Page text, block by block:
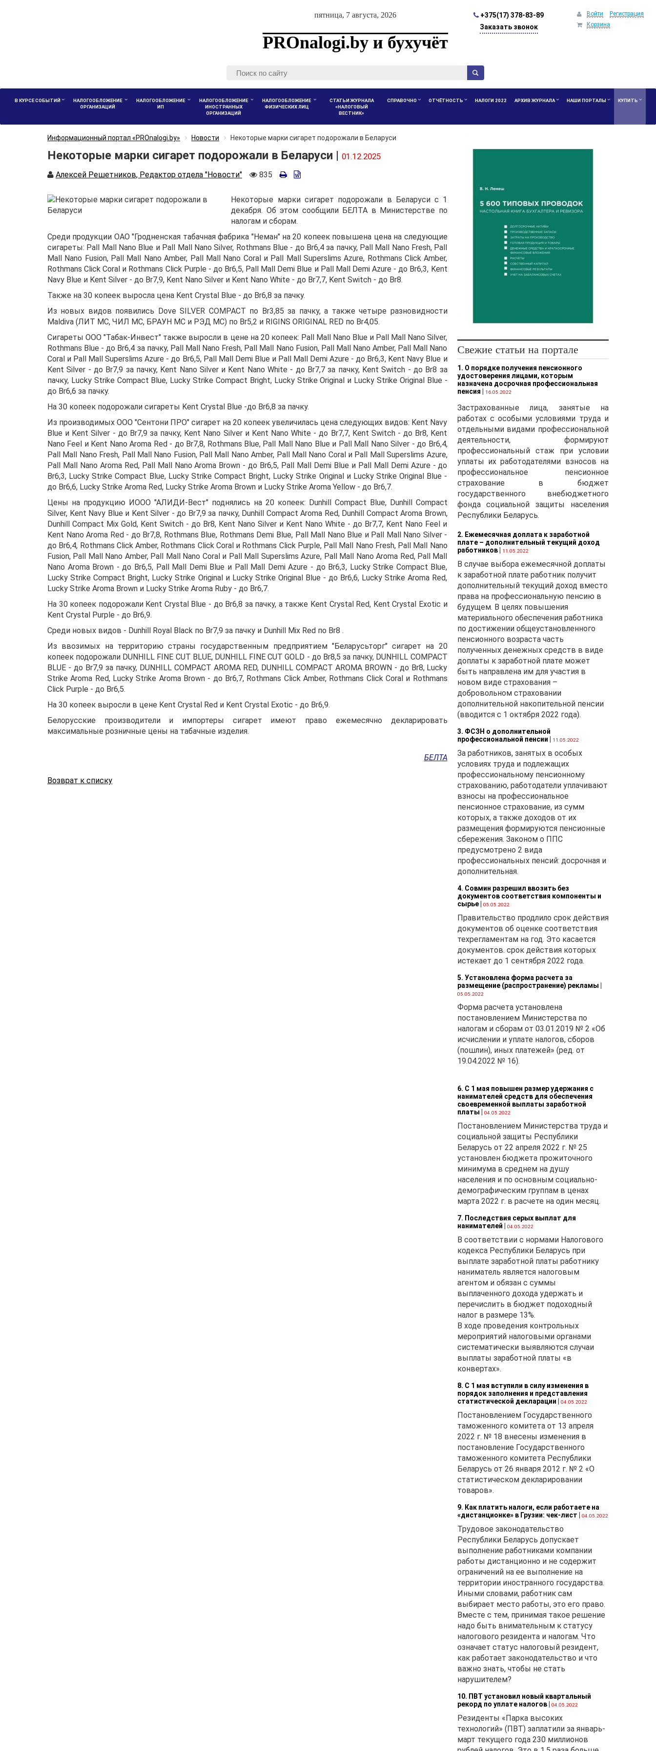
пятница, 7 августа, 2026
PROnalogi.by и бухучёт
+375(17) 378-83-89
Заказать звонок
Войти
Регистрация
Корзина
В КУРСЕ СОБЫТИЙ
НАЛОГООБЛОЖЕНИЕ
ОРГАНИЗАЦИЙ
НАЛОГООБЛОЖЕНИЕ
ИП
НАЛОГООБЛОЖЕНИЕ
ИНОСТРАННЫХ
ОРГАНИЗАЦИЙ
НАЛОГООБЛОЖЕНИЕ
ФИЗИЧЕСКИХ ЛИЦ
СТАТЬИ ЖУРНАЛА
«НАЛОГОВЫЙ
ВЕСТНИК»
СПРАВОЧНО ОТЧЁТНОСТЬ НАЛОГИ 2022 АРХИВ ЖУРНАЛА НАШИ ПОРТАЛЫ КУПИТЬ
Информационный портал «PROnalogi.by» Новости Некоторые марки сигарет подорожали в Беларуси
Некоторые марки сигарет подорожали в Беларуси | 01.12.2025
Автор
Алексей Решетников, Редактор отдела "Новости"
Количество
835
Некоторые марки сигарет подорожали в Беларуси с 1
декабря. Об этом сообщили БЕЛТА в Министерстве по
налогам и сборам.
Среди продукции ОАО "Гродненская табачная фабрика "Неман" на 20 копеек повышена цена на следующие
сигареты: Pall Mall Nano Blue и Pall Mall Nano Silver, Rothmans Blue - до Br6,4 за пачку, Pall Mall Nano Fresh, Pall
Mall Nano Fusion, Pall Mall Nano Amber, Pall Mall Nano Coral и Pall Mall Superslims Azure, Rothmans Click Amber,
Rothmans Click Coral и Rothmans Click Purple - до Br6,5, Pall Mall Demi Blue и Pall Mall Demi Azure - до Br6,3, Kent
Navy Blue и Kent Silver - до Br7,9, Kent Nano Silver и Kent Nano White - до Br7,7, Kent Switch - до Br8.
Также на 30 копеек выросла цена Kent Crystal Blue - до Br6,8 за пачку.
Из новых видов появились Dove SILVER COMPACT по Br3,85 за пачку, а также четыре разновидности
Maldiva (ЛИТ МС, ЧИЛ МС, БРАУН МС и РЭД МС) по Br5,2 и RIGINS ORIGINAL RED по Br4,05.
Сигареты ООО "Табак-Инвест" также выросли в цене на 20 копеек: Pall Mall Nano Blue и Pall Mall Nano Silver,
Rothmans Blue - до Br6,4 за пачку, Pall Mall Nano Fresh, Pall Mall Nano Fusion, Pall Mall Nano Amber, Pall Mall Nano
Coral и Pall Mall Superslims Azure - до Br6,5, Pall Mall Demi Blue и Pall Mall Demi Azure - до Br6,3, Kent Navy Blue и
Kent Silver - до Br7,9 за пачку, Kent Nano Silver и Kent Nano White - до Br7,7 за пачку, Kent Switch - до Br8 за
пачку, Lucky Strike Compact Blue, Lucky Strike Compact Bright, Lucky Strike Original и Lucky Strike Original Blue -
до Br6,6 за пачку.
На 30 копеек подорожали сигареты Kent Crystal Blue -до Br6,8 за пачку.
Из производимых ООО "Сентони ПРО" сигарет на 20 копеек увеличилась цена следующих видов: Kent Navy
Blue и Kent Silver - до Br7,9 за пачку, Kent Nano Silver и Kent Nano White - до Br7,7, Kent Switch - до Br8, Kent
Nano Feel и Kent Nano Aroma Red - до Br7,8, Rothmans Blue, Pall Mall Nano Blue и Pall Mall Nano Silver - до Br6,4,
Pall Mall Nano Fresh, Pall Mall Nano Fusion, Pall Mall Nano Amber, Pall Mall Nano Coral и Pall Mall Superslims Azure,
Pall Mall Nano Aroma Red, Pall Mall Nano Aroma Brown - до Br6,5, Pall Mall Demi Blue и Pall Mall Demi Azure - до
Br6,3, Lucky Strike Compact Blue, Lucky Strike Compact Bright, Lucky Strike Original и Lucky Strike Original Blue -
до Br6,6, Lucky Strike Aroma Red, Lucky Strike Aroma Brown и Lucky Strike Aroma Yellow - до Br6,7.
Цены на продукцию ИООО "АЛИДИ-Вест" поднялись на 20 копеек: Dunhill Compact Blue, Dunhill Compact
Silver, Kent Navy Blue и Kent Silver - до Br7,9 за пачку, Dunhill Compact Aroma Red, Dunhill Compact Aroma Brown,
Dunhill Compact Mix Gold, Kent Switch - до Br8, Kent Nano Silver и Kent Nano White - до Br7,7, Kent Nano Feel и
Kent Nano Aroma Red - до Br7,8, Rothmans Blue, Rothmans Demi Blue, Pall Mall Nano Blue и Pall Mall Nano Silver -
до Br6,4, Rothmans Click Amber, Rothmans Click Coral и Rothmans Click Purple, Pall Mall Nano Fresh, Pall Mall Nano
Fusion, Pall Mall Nano Amber, Pall Mall Nano Coral и Pall Mall Superslims Azure, Pall Mall Nano Aroma Red, Pall Mall
Nano Aroma Brown - до Br6,5, Pall Mall Demi Blue и Pall Mall Demi Azure - до Br6,3, Lucky Strike Compact Blue,
Lucky Strike Compact Bright, Lucky Strike Original и Lucky Strike Original Blue - до Br6,6, Lucky Strike Aroma Red,
Lucky Strike Aroma Brown и Lucky Strike Aroma Ruby - до Br6,7.
На 30 копеек подорожали Kent Crystal Blue - до Br6,8 за пачку, а также Kent Crystal Red, Kent Crystal Exotic и
Kent Crystal Purple - до Br6,9.
Среди новых видов - Dunhill Royal Black по Br7,9 за пачку и Dunhill Mix Red по Br8 .
Из ввозимых на территорию страны государственным предприятием "Беларусьторг" сигарет на 20
копеек подорожали DUNHILL FINE CUT BLUE, DUNHILL FINE CUT GOLD - до Br8,5 за пачку, DUNHILL COMPACT
BLUE - до Br7,9 за пачку, DUNHILL COMPACT AROMA RED, DUNHILL COMPACT AROMA BROWN - до Br8, Lucky
Strike Aroma Red, Lucky Strike Aroma Brown - до Br6,7, Rothmans Click Amber, Rothmans Click Coral и Rothmans
Click Purple - до Br6,5.
На 30 копеек выросли в цене Kent Crystal Red и Kent Crystal Exotic - до Br6,9.
Белорусские производители и импортеры сигарет имеют право ежемесячно декларировать
максимальные розничные цены на табачные изделия.
БЕЛТА
Возврат к списку
Свежие статьи на портале
1. О порядке получения пенсионного
удостоверения лицами, которым
назначена досрочная профессиональная
пенсия
16.05.2022
Застрахованные лица, занятые на
работах с особыми условиями труда и
отдельными видами профессиональной
деятельности, формируют
профессиональный стаж при условии
уплаты их работодателями взносов на
профессиональное пенсионное
страхование в бюджет
государственного внебюджетного
фонда социальной защиты населения
Республики Беларусь.
2. Ежемесячная доплата к заработной
плате – дополнительный текущий доход
работников| 11.05.2022
В случае выбора ежемесячной доплаты
к заработной плате работник получит
дополнительный текущий доход вместо
права на профессиональную пенсию в
будущем. В целях повышения
материального обеспечения работника
по достижении общеустановленного
пенсионного возраста часть
полученных денежных средств в виде
доплаты к заработной плате может
быть направлена им для участия в
новом виде страхования –
добровольном страховании
дополнительной накопительной пенсии
(вводится с 1 октября 2022 года).
3. ФСЗН о дополнительной
профессиональной пенсии
11.05.2022
За работников, занятых в особых
условиях труда и подлежащих
профессиональному пенсионному
страхованию, работодатели уплачивают
взносы на профессиональное
пенсионное страхование, из сумм
которых, а также доходов от их
размещения формируются пенсионные
сбережения. Законом о ППС
предусмотрено 2 вида
профессиональных пенсий: досрочная и
дополнительная.
4. Совмин разрешил ввозить без
документов соответствия компоненты и
сырье| 05.05.2022
Правительство продлило срок действия
документов об оценке соответствия
техрегламентам на год. Это касается
документов. срок действия которых
истекает до 1 сентября 2022 года.
5. Установлена форма расчета за
размещение (распространение) рекламы
05.05.2022
Форма расчета установлена
постановлением Министерства по
налогам и сборам от 03.01.2019 № 2 «Об
исчислении и уплате налогов, сборов
(пошлин), иных платежей» (ред. от
19.04.2022 № 16).
6. С 1 мая повышен размер удержания с
нанимателей средств для обеспечения
своевременной выплаты заработной
платы
04.05.2022
Постановлением Министерства труда и
социальной защиты Республики
Беларусь от 22 апреля 2022 г. № 25
установлен бюджета прожиточного
минимума в среднем на душу
населения и по основным социально-
демографическим группам в ценах
марта 2022 г. в расчете на один месяц.
7. Последствия серых выплат для
нанимателей
04.05.2022
В соответствии с нормами Налогового
кодекса Республики Беларусь при
выплате заработной платы работнику
наниматель является налоговым
агентом и обязан с суммы
выплаченного дохода удержать и
перечислить в бюджет подоходный
налог в размере 13%.
В ходе проведения контрольных
мероприятий налоговыми органами
систематически выявляются случаи
выплаты заработной платы «в
конвертах».
8. С 1 мая вступили в силу изменения в
порядок заполнения и представления
статистической декларации
04.05.2022
Постановлением Государственного
таможенного комитета от 13 апреля
2022 г. № 18 внесены изменения в
постановление Государственного
таможенного комитета Республики
Беларусь от 26 января 2012 г. № 2 «О
статистическом декларировании
товаров».
9. Как платить налоги, если работаете на
«дистанционке» в Грузии: чек-лист
04.05.2022
Трудовое законодательство
Республики Беларусь допускает
выполнение работниками компании
работы дистанционно и не содержит
ограничений на ее выполнение на
территории иностранного государства.
Иными словами, работник сам
выбирает место работы, это его право.
Вместе с тем, принимая такое решение
надо быть внимательным к статусу
налогового резидента и налогам. Что
означает статус налоговый резидент,
как работает законодательство и что
важно знать, чтобы не стать
нарушителем?
10. ПВТ установил новый квартальный
рекорд по уплате налогов| 04.05.2022
Резиденты «Парка высоких
технологий» (ПВТ) заплатили за январь-
март текущего года 230 миллионов